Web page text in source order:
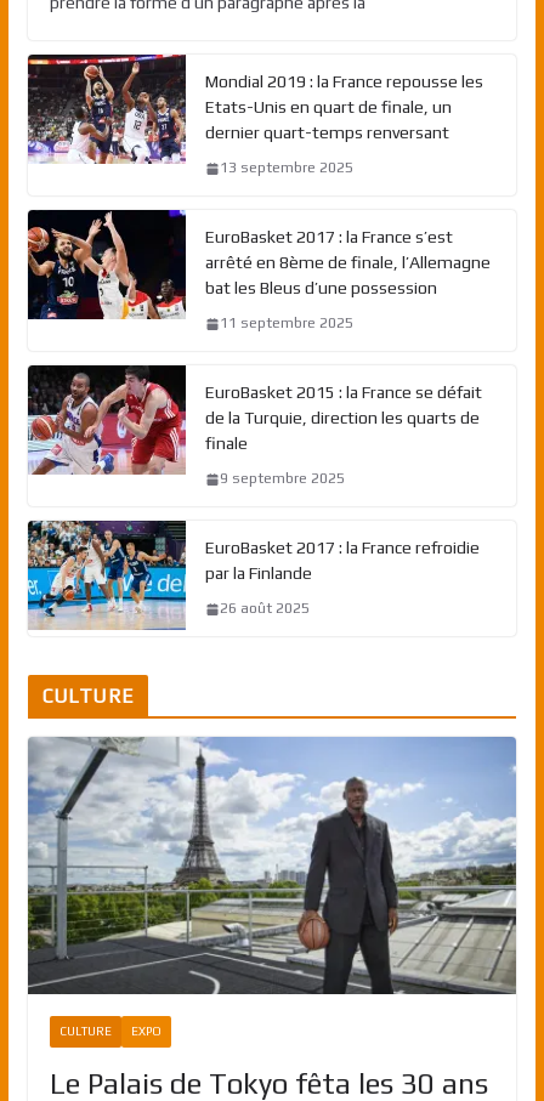
Mondial 2019 : la France repousse les
Etats-Unis en quart de finale, un
dernier quart-temps renversant
13 septembre 2025
EuroBasket 2017 : la France s’est
arrêté en 8ème de finale, l’Allemagne
bat les Bleus d’une possession
11 septembre 2025
EuroBasket 2015 : la France se défait
de la Turquie, direction les quarts de
finale
9 septembre 2025
EuroBasket 2017 : la France refroidie
par la Finlande
26 août 2025
CULTURE
CULTURE EXPO
Le Palais de Tokyo fêta les 30 ans